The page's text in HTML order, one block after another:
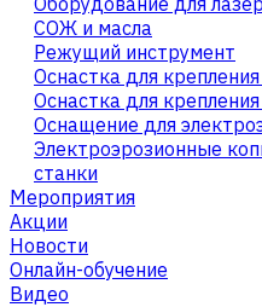
СОЖ и масла
Режущий инструмент
Оснастка для
Оснастка для
Оснащение для
Электроэрозионные
станки
Мероприятия
Акции
Новости
Онлайн-обучение
Видео